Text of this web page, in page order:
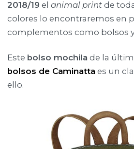
2018/19 el animal print de
colores lo encontraremos en
complementos como bolsos
Este bolso mochila de la
bolsos de Caminatta es un
ello.